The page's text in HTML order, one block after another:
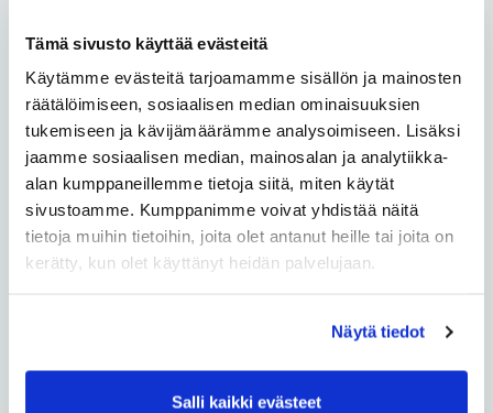
Tämä sivusto käyttää evästeitä
Käytämme evästeitä tarjoamamme sisällön ja mainosten
räätälöimiseen, sosiaalisen median ominaisuuksien
tukemiseen ja kävijämäärämme analysoimiseen. Lisäksi
jaamme sosiaalisen median, mainosalan ja analytiikka-
alan kumppaneillemme tietoja siitä, miten käytät
sivustoamme. Kumppanimme voivat yhdistää näitä
tietoja muihin tietoihin, joita olet antanut heille tai joita on
kerätty, kun olet käyttänyt heidän palvelujaan.
Näytä tiedot
Salli kaikki evästeet
Hiironen
Hiukkavaara
Hollihaka
Huonesuo
Hönttämäki
Iinatti